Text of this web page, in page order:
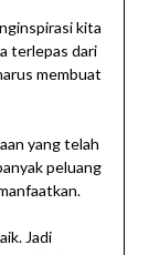
kita
terlepas dari
membuat
yang telah
peluang
Jadi